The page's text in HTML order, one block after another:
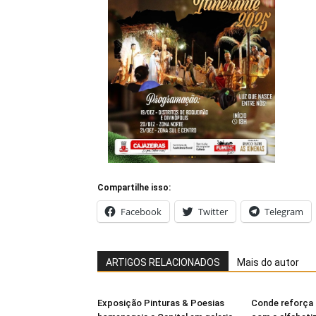
Compartilhe isso:
Facebook Twitter Telegram
ARTIGOS RELACIONADOS Mais do autor
Exposição Pinturas & Poesias
Conde